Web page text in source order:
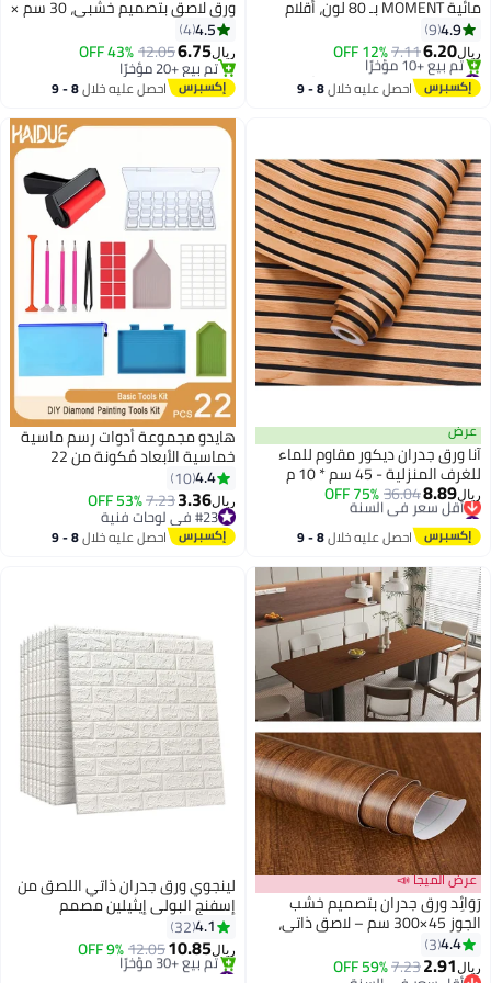
مائية MOMENT بـ 80 لون، أقلام
تلوين ذات طرفين رفيع وعريض مع
حقيبة تخزين - هدايا عيد الميلاد،
فكرة هدية للمراهقين، الأحفاد،
الأطفال - مستلزمات فنية
4.9
9
ريال6.20
7.11
12% OFF
#1 في لوحة مصنوعة يدويًا
تم بيع +10 مؤخرًا
#1 في لوحة مصنوعة يدويًا
احصل عليه خلال 8 - 9
ورق لاصق بتصميم خشبي، 30 سم ×
10 م فيلم PVC قابل للإزالة ورق
جدران خشبي زخرفي سهل التطبيق
للأثاث القديم وخزائن المطبخ
4.5
4
ريال6.75
12.05
43% OFF
تم بيع +20 مؤخرًا
تم بيع +20 مؤخرًااحصل عليه خلال 8 - 9
عرض
آنا ورق جدران ديكور مقاوم للماء
للغرف المنزلية - 45 سم * 10 م
ريال8.89
36.04
75% OFF
#22 في ورق جدران
أقل سعر في السنة
#22 في ورق جدران احصل عليه خلال 8 - 9
هايدو مجموعة أدوات رسم ماسية
خماسية الأبعاد مُكونة من 22
قطعة حيث يمكنك الرسم بنفسك
متعدد الألوان
4.4
10
ريال3.36
7.23
53% OFF
#23 في لوحات فنية
#23 في لوحات فنية احصل عليه خلال 8 - 9
عرض الميجا 📣
رَوَائِد ورق جدران بتصميم خشب
الجوز 45×300 سم – لاصق ذاتي،
قابل للإزالة، لتغليف الخزائن
والمكاتب والدولايب – لفّة من
4.4
3
ريال2.91
7.23
59% OFF
لينجوي ورق جدران ذاتي اللصق من
إسفنج البولي إيثيلين مصمم
كالطوب ثلاثي الأبعاد من 10 قطع
أبيض 77x70x2سم
4.1
32
ريال10.85
12.05
9% OFF
#3 في ورق جدران